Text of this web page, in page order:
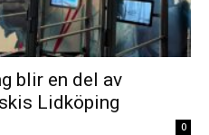
blir en del av
Lidköping
0